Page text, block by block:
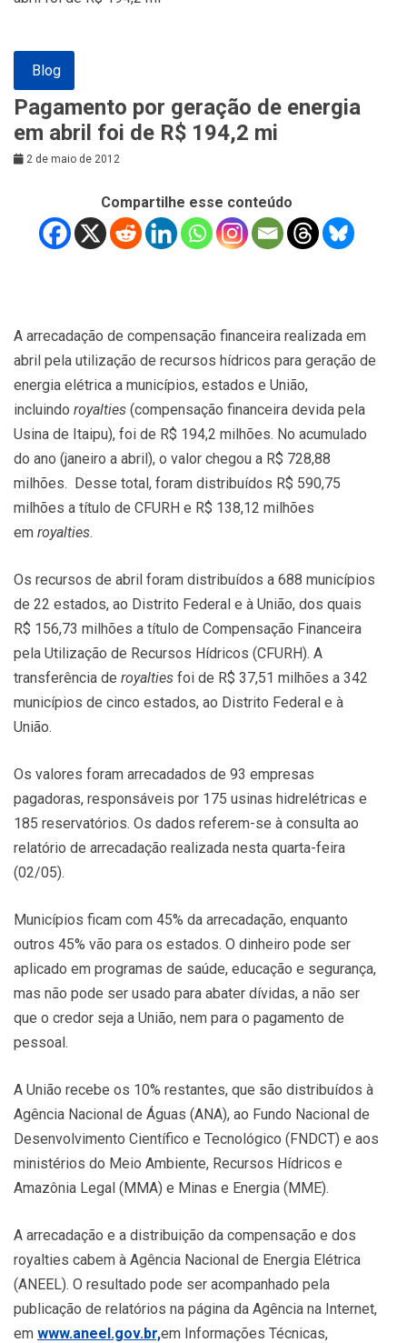
Blog
Pagamento por geração de energia
em abril foi de R$ 194,2 mi
2 de maio de 2012
Compartilhe esse conteúdo
A arrecadação de compensação financeira realizada em
abril pela utilização de recursos hídricos para geração de
energia elétrica a municípios, estados e União,
incluindo royalties (compensação financeira devida pela
Usina de Itaipu), foi de R$ 194,2 milhões. No acumulado
do ano (janeiro a abril), o valor chegou a R$ 728,88
milhões. Desse total, foram distribuídos R$ 590,75
milhões a título de CFURH e R$ 138,12 milhões
em royalties.
Os recursos de abril foram distribuídos a 688 municípios
de 22 estados, ao Distrito Federal e à União, dos quais
R$ 156,73 milhões a título de Compensação Financeira
pela Utilização de Recursos Hídricos (CFURH). A
transferência de royalties foi de R$ 37,51 milhões a 342
municípios de cinco estados, ao Distrito Federal e à
União.
Os valores foram arrecadados de 93 empresas
pagadoras, responsáveis por 175 usinas hidrelétricas e
185 reservatórios. Os dados referem-se à consulta ao
relatório de arrecadação realizada nesta quarta-feira
(02/05).
Municípios ficam com 45% da arrecadação, enquanto
outros 45% vão para os estados. O dinheiro pode ser
aplicado em programas de saúde, educação e segurança,
mas não pode ser usado para abater dívidas, a não ser
que o credor seja a União, nem para o pagamento de
pessoal.
A União recebe os 10% restantes, que são distribuídos à
Agência Nacional de Águas (ANA), ao Fundo Nacional de
Desenvolvimento Científico e Tecnológico (FNDCT) e aos
ministérios do Meio Ambiente, Recursos Hídricos e
Amazônia Legal (MMA) e Minas e Energia (MME).
A arrecadação e a distribuição da compensação e dos
royalties cabem à Agência Nacional de Energia Elétrica
(ANEEL). O resultado pode ser acompanhado pela
publicação de relatórios na página da Agência na Internet,
em www.aneel.gov.br,em Informações Técnicas,